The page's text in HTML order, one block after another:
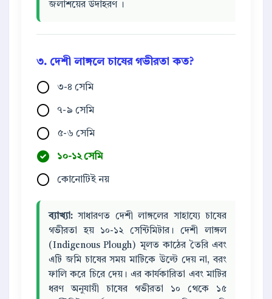
জলাশয়ের উদাহরণ ।
৩. দেশী লাঙ্গলে চাষের গভীরতা কত?
৩-৪ সেমি
৭-৯ সেমি
৫-৬ সেমি
১০-১২ সেমি
কোনোটিই নয়
ব্যাখ্যা: সাধারণত দেশী লাঙ্গলের সাহায্যে চাষের
গভীরতা হয় ১০-১২ সেন্টিমিটার। দেশী লাঙ্গল
(Indigenous Plough) মূলত কাঠের তৈরি এবং
এটি জমি চাষের সময় মাটিকে উল্টে দেয় না, বরং
ফালি করে চিরে দেয়। এর কার্যকারিতা এবং মাটির
ধরণ অনুযায়ী চাষের গভীরতা ১০ থেকে ১৫